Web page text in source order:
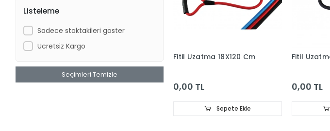
DOPHİN
EJET
EzyDog
Listeleme
Sadece stoktakileri göster
Ücretsiz Kargo
Seçimleri Temizle
Fitil Uzatma 18X120 Cm
0,00 TL
Sepete Ekle
Fitil
0,00 TL